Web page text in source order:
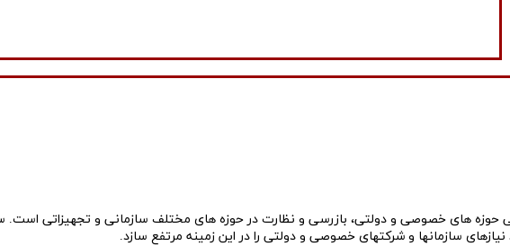
سازمانها و شرکتهای خصوصی و دولتی را در این زمینه مرتفع سازد.